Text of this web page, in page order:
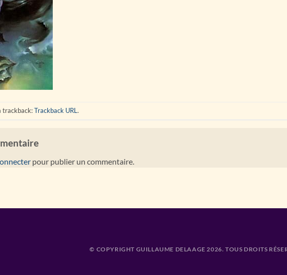
trackback:Trackback URL.
pour publier un commentaire.
© COPYRIGHT GUILLAUME DELAAGE 2026. TOUS DROITS